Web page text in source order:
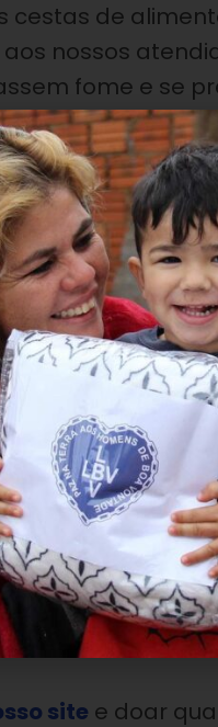
cestas de
nossos
fome e se
mais de 700
a ajuda de
de higiene e
de 1
tem cuidado da
pandemia,
limpeza. Para
só tenho a
site e doar